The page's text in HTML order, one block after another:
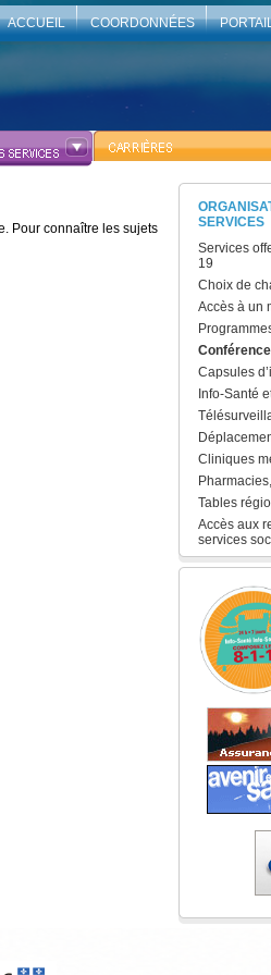
ACCUEIL COORDONNÉES
Pour connaître les sujets
SERVICES
Services
19
Choix de
Accès à un
Capsules
Info-Santé
Cliniques
Tables
Accès aux
services